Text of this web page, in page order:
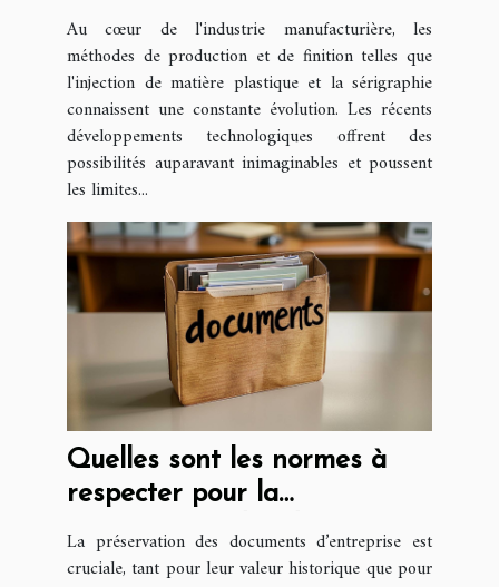
plastique et la sérigraphie
Au cœur de l'industrie manufacturière, les
méthodes de production et de finition telles que
l'injection de matière plastique et la sérigraphie
connaissent une constante évolution. Les récents
développements technologiques offrent des
possibilités auparavant inimaginables et poussent
les limites...
Quelles sont les normes à
respecter pour la
conservation des documents
d’entreprise ?
La préservation des documents d’entreprise est
cruciale, tant pour leur valeur historique que pour